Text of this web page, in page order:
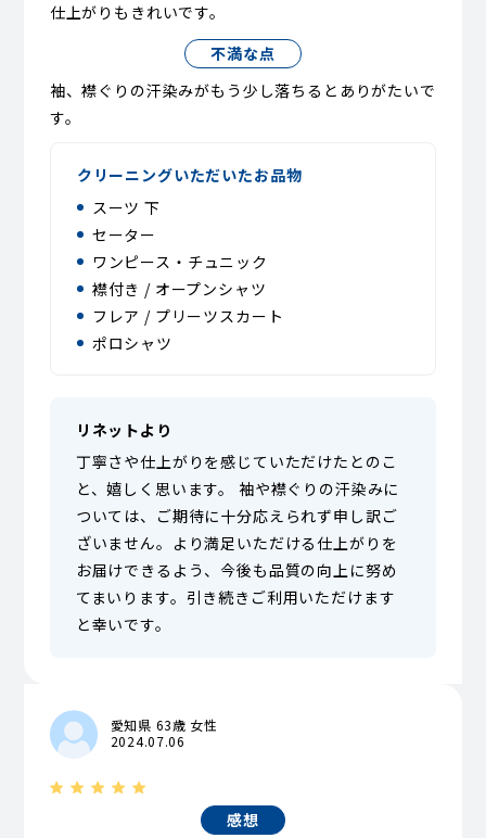
仕上がりもきれいです。
不満な点
袖、襟ぐりの汗染みがもう少し落ちるとありがたいで
す。
クリーニングいただいたお品物
スーツ 下
セーター
ワンピース・チュニック
襟付き / オープンシャツ
フレア / プリーツスカート
ポロシャツ
リネットより
丁寧さや仕上がりを感じていただけたとのこ
と、嬉しく思います。 袖や襟ぐりの汗染みに
ついては、ご期待に十分応えられず申し訳ご
ざいません。より満足いただける仕上がりを
お届けできるよう、今後も品質の向上に努め
てまいります。引き続きご利用いただけます
と幸いです。
愛知県 63歳 女性
2024.07.06
感想